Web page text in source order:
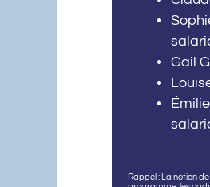
Gail
Rappel : La notion